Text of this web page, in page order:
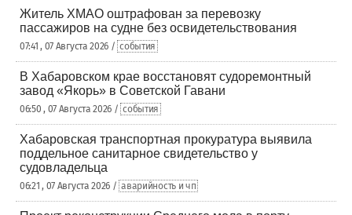
Житель ХМАО оштрафован за перевозку
пассажиров на судне без освидетельствования
07:41 , 07 Августа 2026 / события
В Хабаровском крае восстановят судоремонтный
завод «Якорь» в Советской Гавани
06:50 , 07 Августа 2026 / события
Хабаровская транспортная прокуратура выявила
поддельное санитарное свидетельство у
судовладельца
06:21 , 07 Августа 2026 / аварийность и чп